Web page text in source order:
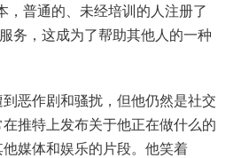
，普通的、未经培训的人注册了
务，这成为了帮助其他人的一种
恶作剧和骚扰，但他仍然是社交
推特上发布关于他正在做什么的
媒体和娱乐的片段。他笑着